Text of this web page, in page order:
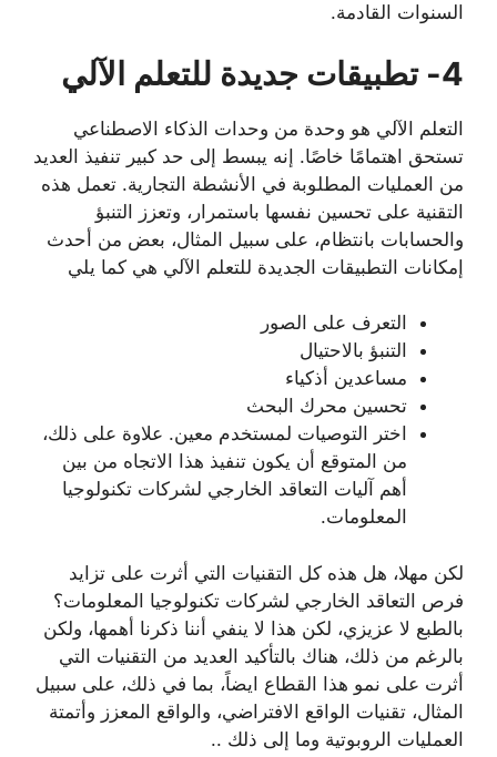
السنوات القادمة.
4- تطبيقات جديدة للتعلم الآلي
التعلم الآلي هو وحدة من وحدات الذكاء الاصطناعي
تستحق اهتمامًا خاصًا. إنه يبسط إلى حد كبير تنفيذ العديد
من العمليات المطلوبة في الأنشطة التجارية. تعمل هذه
التقنية على تحسين نفسها باستمرار، وتعزز التنبؤ
والحسابات بانتظام، على سبيل المثال، بعض من أحدث
إمكانات التطبيقات الجديدة للتعلم الآلي هي كما يلي
التعرف على الصور
التنبؤ بالاحتيال
مساعدين أذكياء
تحسين محرك البحث
اختر التوصيات لمستخدم معين. علاوة على ذلك،
من المتوقع أن يكون تنفيذ هذا الاتجاه من بين
أهم آليات التعاقد الخارجي لشركات تكنولوجيا
المعلومات.
لكن مهلا، هل هذه كل التقنيات التي أثرت على تزايد
فرص التعاقد الخارجي لشركات تكنولوجيا المعلومات؟
بالطبع لا عزيزي، لكن هذا لا ينفي أننا ذكرنا أهمها، ولكن
بالرغم من ذلك، هناك بالتأكيد العديد من التقنيات التي
أثرت على نمو هذا القطاع ايضاً، بما في ذلك، على سبيل
المثال، تقنيات الواقع الافتراضي، والواقع المعزز وأتمتة
العمليات الروبوتية وما إلى ذلك ..